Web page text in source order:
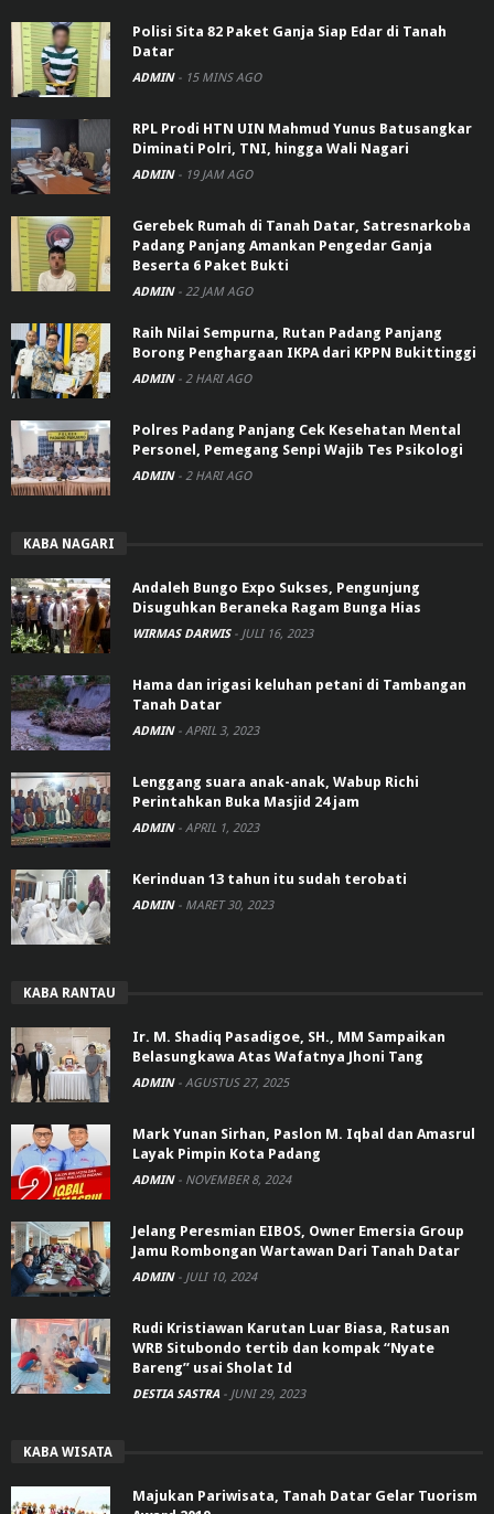
Polisi Sita 82 Paket Ganja Siap Edar di Tanah
Datar
ADMIN - 15 MINS AGO
RPL Prodi HTN UIN Mahmud Yunus Batusangkar
Diminati Polri, TNI, hingga Wali Nagari
ADMIN - 19 JAM AGO
Gerebek Rumah di Tanah Datar, Satresnarkoba
Padang Panjang Amankan Pengedar Ganja
Beserta 6 Paket Bukti
ADMIN - 22 JAM AGO
Raih Nilai Sempurna, Rutan Padang Panjang
Borong Penghargaan IKPA dari KPPN Bukittinggi
ADMIN - 2 HARI AGO
Polres Padang Panjang Cek Kesehatan Mental
Personel, Pemegang Senpi Wajib Tes Psikologi
ADMIN - 2 HARI AGO
KABA NAGARI
Andaleh Bungo Expo Sukses, Pengunjung
Disuguhkan Beraneka Ragam Bunga Hias
WIRMAS DARWIS - JULI 16, 2023
Hama dan irigasi keluhan petani di Tambangan
Tanah Datar
ADMIN - APRIL 3, 2023
Lenggang suara anak-anak, Wabup Richi
Perintahkan Buka Masjid 24 jam
ADMIN - APRIL 1, 2023
Kerinduan 13 tahun itu sudah terobati
ADMIN - MARET 30, 2023
KABA RANTAU
Ir. M. Shadiq Pasadigoe, SH., MM Sampaikan
Belasungkawa Atas Wafatnya Jhoni Tang
ADMIN - AGUSTUS 27, 2025
Mark Yunan Sirhan, Paslon M. Iqbal dan Amasrul
Layak Pimpin Kota Padang
ADMIN - NOVEMBER 8, 2024
Jelang Peresmian EIBOS, Owner Emersia Group
Jamu Rombongan Wartawan Dari Tanah Datar
ADMIN - JULI 10, 2024
Rudi Kristiawan Karutan Luar Biasa, Ratusan
WRB Situbondo tertib dan kompak “Nyate
Bareng” usai Sholat Id
DESTIA SASTRA - JUNI 29, 2023
KABA WISATA
Majukan Pariwisata, Tanah Datar Gelar Tuorism